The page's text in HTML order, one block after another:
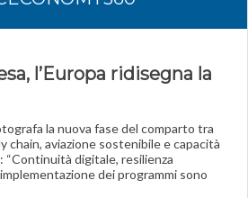
l’Europa ridisegna la
la nuova fase del comparto tra
chain, aviazione sostenibile e capacità
“Continuità digitale, resilienza
dei programmi sono